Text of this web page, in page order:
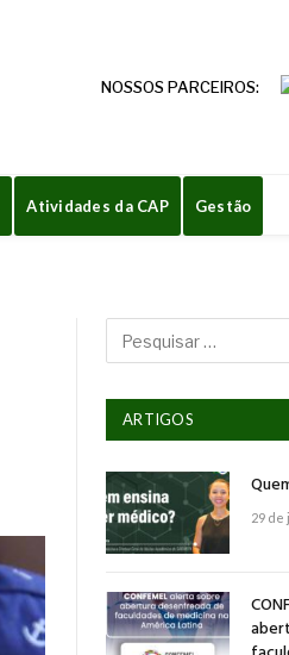
NOSSOS PARCEIROS:
Atividades da CAP Gestão
ARTIGOS
29 de